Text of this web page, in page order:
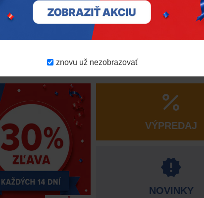
znovu už nezobrazovať
Výrobca z USA | Od roku 1924
DD PNEU je autorizovaný predajca
VÝPREDAJ
NOVINKY